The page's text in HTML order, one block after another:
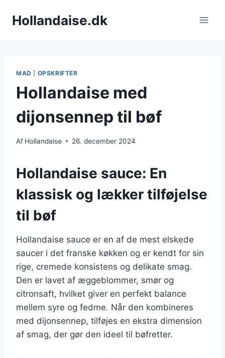
Hollandaise.dk
MAD OPSKRIFTER
Hollandaise med
dijonsennep til bøf
Af Hollandaise 26. december 2024
Hollandaise sauce: En
klassisk og lækker tilføjelse
til bøf
Hollandaise sauce er en af de mest elskede
saucer i det franske køkken og er kendt for sin
rige, cremede konsistens og delikate smag.
Den er lavet af æggeblommer, smør og
citronsaft, hvilket giver en perfekt balance
mellem syre og fedme. Når den kombineres
med dijonsennep, tilføjes en ekstra dimension
af smag, der gør den ideel til bøfretter.